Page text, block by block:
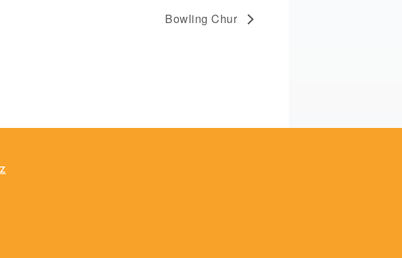
Bowling Chur